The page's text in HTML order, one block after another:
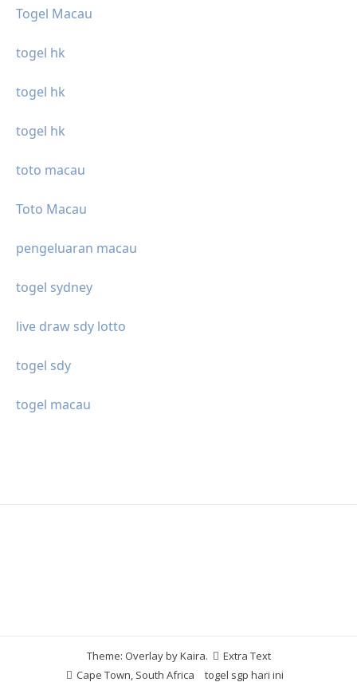
Togel Macau
togel hk
togel hk
togel hk
toto macau
Toto Macau
pengeluaran macau
togel sydney
live draw sdy lotto
togel sdy
togel macau
Theme: Overlay byKaira.
Extra Text
Cape Town, South Africa
togel sgp hari ini